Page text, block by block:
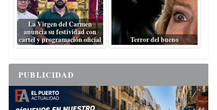
La Virgen del Carmen
anuncia su festividad con
cartel y programación oficial
Terror del bueno
PUBLICIDAD